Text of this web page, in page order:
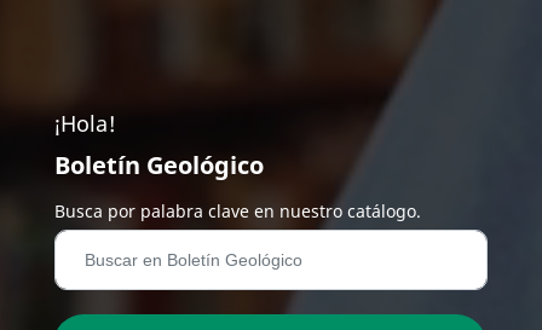
¡Hola!
Boletín Geológico
Busca por palabra clave en nuestro catálogo.